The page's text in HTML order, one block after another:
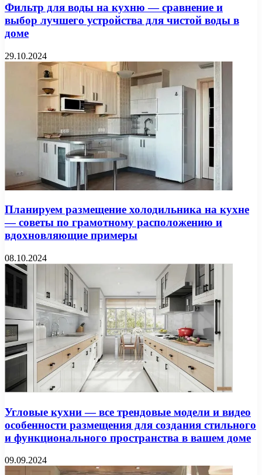
Фильтр для воды на кухню — сравнение и
выбор лучшего устройства для чистой воды в
доме
29.10.2024
Планируем размещение холодильника на кухне
— советы по грамотному расположению и
вдохновляющие примеры
08.10.2024
Угловые кухни — все трендовые модели и видео
особенности размещения для создания стильного
и функционального пространства в вашем доме
09.09.2024